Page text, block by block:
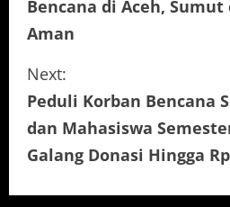
n
t
i
n
Bencana di Aceh,
Aman
Next:
Peduli Korban Bencana
dan Mahasiswa
Galang Donasi Hingga